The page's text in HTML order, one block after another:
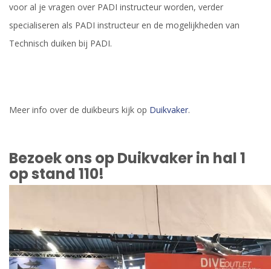
voor al je vragen over PADI instructeur worden, verder
specialiseren als PADI instructeur en de mogelijkheden van
Technisch duiken bij PADI.
Meer info over de duikbeurs kijk op Duikvaker.
Bezoek ons op Duikvaker in hal 1
op stand 110!